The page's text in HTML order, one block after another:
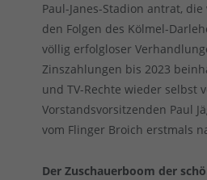
Paul-Janes-Stadion antrat,
den Folgen des Kölmel-
völlig erfolgloser
Zinszahlungen bis 2023
und TV-Rechte wieder selbst
Vorstandsvorsitzenden Paul
vom Flinger Broich erstmals
Der Zuschauerboom der